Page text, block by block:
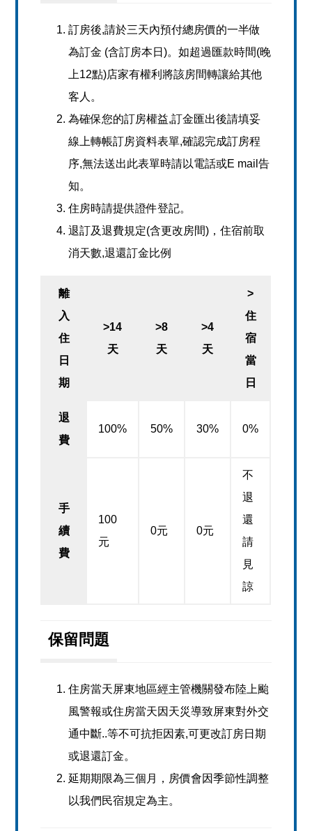
訂房後,請於三天內預付總房價的一半做
為訂金 (含訂房本日)。如超過匯款時間(晚
上12點)店家有權利將該房間轉讓給其他
客人。
為確保您的訂房權益,訂金匯出後請填妥
線上轉帳訂房資料表單,確認完成訂房程
序,無法送出此表單時請以電話或E mail告
知。
住房時請提供證件登記。
退訂及退費規定(含更改房間)，住宿前取
消天數,退還訂金比例
離
入
住
日
期
>14
天
>8
天
>4
天
>
住
宿
當
日
退
費
100% 50% 30% 0%
手
續
費
100
元
0元 0元
不
退
還
請
見
諒
保留問題
住房當天屏東地區經主管機關發布陸上颱
風警報或住房當天因天災導致屏東對外交
通中斷..等不可抗拒因素,可更改訂房日期
或退還訂金。
延期期限為三個月，房價會因季節性調整
以我們民宿規定為主。